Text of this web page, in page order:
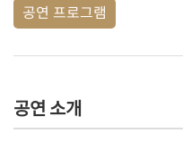
공연 프로그램
공연 소개